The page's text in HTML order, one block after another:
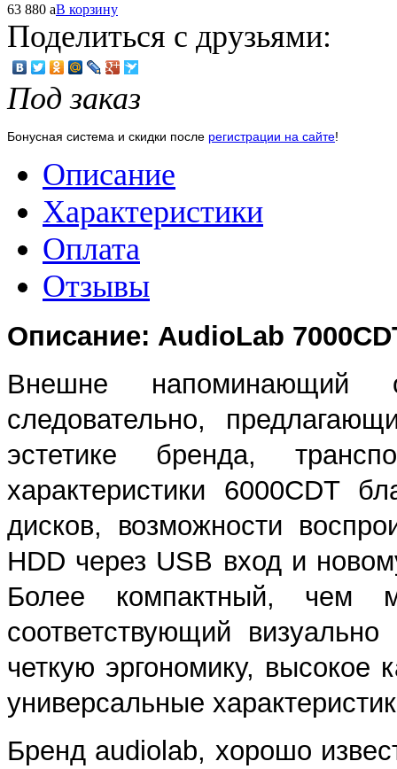
63 880 aВ корзину
Поделиться с друзьями:
Под заказ
Бонусная система и скидки после регистрации на сайте!
Описание
Характеристики
Оплата
Отзывы
Описание: AudioLab
Внешне напоминающий
следовательно,
эстетике бренда,
характеристики 6000CDT
дисков, возможности
HDD через USB вход и
Более компактный, чем
соответствующий
четкую эргономику, высокое
универсальные
Бренд audiolab, хорошо